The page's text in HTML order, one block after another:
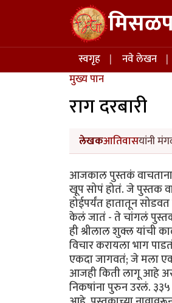
Skip to main content
Main navigation
स्वगृह नवे लेखन
मुख्य पान
राग दरबारी
लेखकआतिवासयांनी
आजकाल पुस्तकं
खूप सोपं होतं. जे पुस्तक
होईपर्यंत हातातून
केलं जातं - ते चांगलं
ही श्रीलाल शुक्ल यांची
विचार करायला भाग
एकदा जागवतं; जे मला
आजही किती लागू आहे
निकषांना पुरुन उरलं.